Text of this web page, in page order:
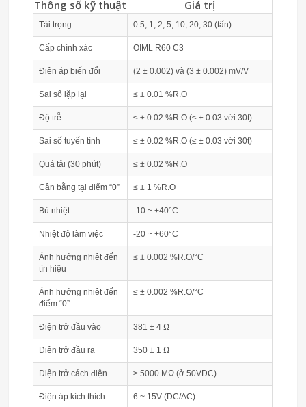
Thông số kỹ thuật Giá trị
Tải trọng 0.5, 1, 2, 5, 10, 20, 30 (tấn)
Cấp chính xác OIML R60 C3
Điện áp biến đổi (2 ± 0.002) và (3 ± 0.002) mV/V
Sai số lặp lại ≤ ± 0.01 %R.O
Độ trễ ≤ ± 0.02 %R.O (≤ ± 0.03 với 30t)
Sai số tuyến tính ≤ ± 0.02 %R.O (≤ ± 0.03 với 30t)
Quá tải (30 phút) ≤ ± 0.02 %R.O
Cân bằng tại điểm “0” ≤ ± 1 %R.O
Bù nhiệt -10 ~ +40°C
Nhiệt độ làm việc -20 ~ +60°C
Ảnh hưởng nhiệt đến
tín hiệu
≤ ± 0.002 %R.O/°C
Ảnh hưởng nhiệt đến
điểm “0”
≤ ± 0.002 %R.O/°C
Điện trở đầu vào 381 ± 4 Ω
Điện trở đầu ra 350 ± 1 Ω
Điện trở cách điện ≥ 5000 MΩ (ở 50VDC)
Điện áp kích thích 6 ~ 15V (DC/AC)